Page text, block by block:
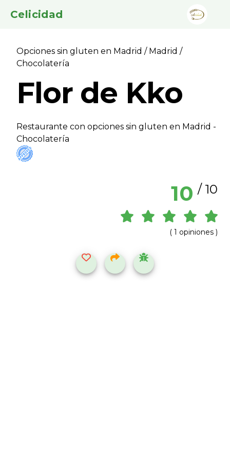
Celicidad
Opciones sin gluten en Madrid / Madrid /
Chocolaterí­a
Flor de Kko
Restaurante con opciones sin gluten en Madrid -
Chocolaterí­a
10 / 10
( 1 opiniones )